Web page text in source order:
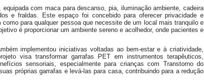
com maca para descanso, pia, iluminação ambiente, cadeira
e fraldas. Este espaço foi concebido para oferecer privacidade e
para qualquer pessoa que necessite de um local mais tranquilo e
é proporcionar um ambiente sereno e acolhedor, onde pacientes e
implementou iniciativas voltadas ao bem-estar e à criatividade,
visa transformar garrafas PET em instrumentos terapêuticos,
sensoriais, especialmente para crianças com Transtorno do
próprias garrafas e levá-las para casa, contribuindo para a redução